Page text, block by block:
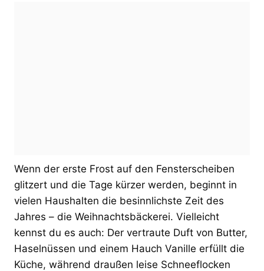
Wenn der erste Frost auf den Fensterscheiben
glitzert und die Tage kürzer werden, beginnt in
vielen Haushalten die besinnlichste Zeit des
Jahres – die Weihnachtsbäckerei. Vielleicht
kennst du es auch: Der vertraute Duft von Butter,
Haselnüssen und einem Hauch Vanille erfüllt die
Küche, während draußen leise Schneeflocken